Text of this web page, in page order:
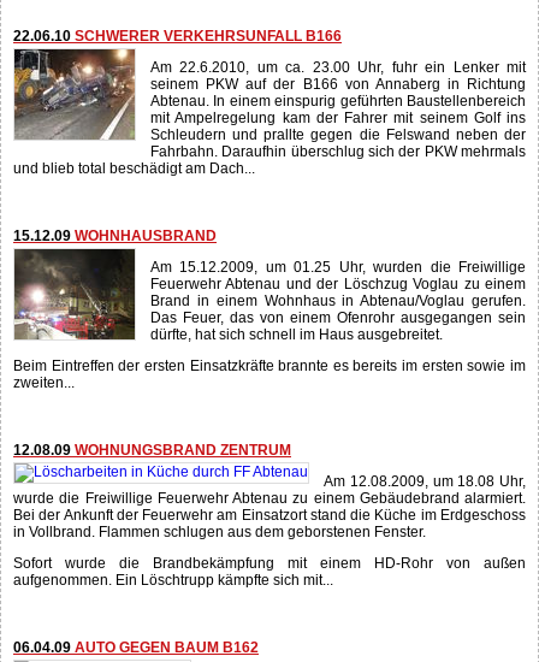
22.06.10 SCHWERER VERKEHRSUNFALL B166
Am 22.6.2010, um ca. 23.00 Uhr, fuhr ein Lenker mit
seinem PKW auf der B166 von Annaberg in Richtung
Abtenau. In einem einspurig geführten Baustellenbereich
mit Ampelregelung kam der Fahrer mit seinem Golf ins
Schleudern und prallte gegen die Felswand neben der
Fahrbahn. Daraufhin überschlug sich der PKW mehrmals
und blieb total beschädigt am Dach...
15.12.09 WOHNHAUSBRAND
Am 15.12.2009, um 01.25 Uhr, wurden die Freiwillige
Feuerwehr Abtenau und der Löschzug Voglau zu einem
Brand in einem Wohnhaus in Abtenau/Voglau gerufen.
Das Feuer, das von einem Ofenrohr ausgegangen sein
dürfte, hat sich schnell im Haus ausgebreitet.
Beim Eintreffen der ersten Einsatzkräfte brannte es bereits im ersten sowie im
zweiten...
12.08.09 WOHNUNGSBRAND ZENTRUM
Am 12.08.2009, um 18.08 Uhr,
wurde die Freiwillige Feuerwehr Abtenau zu einem Gebäudebrand alarmiert.
Bei der Ankunft der Feuerwehr am Einsatzort stand die Küche im Erdgeschoss
in Vollbrand. Flammen schlugen aus dem geborstenen Fenster.
Sofort wurde die Brandbekämpfung mit einem HD-Rohr von außen
aufgenommen. Ein Löschtrupp kämpfte sich mit...
06.04.09 AUTO GEGEN BAUM B162